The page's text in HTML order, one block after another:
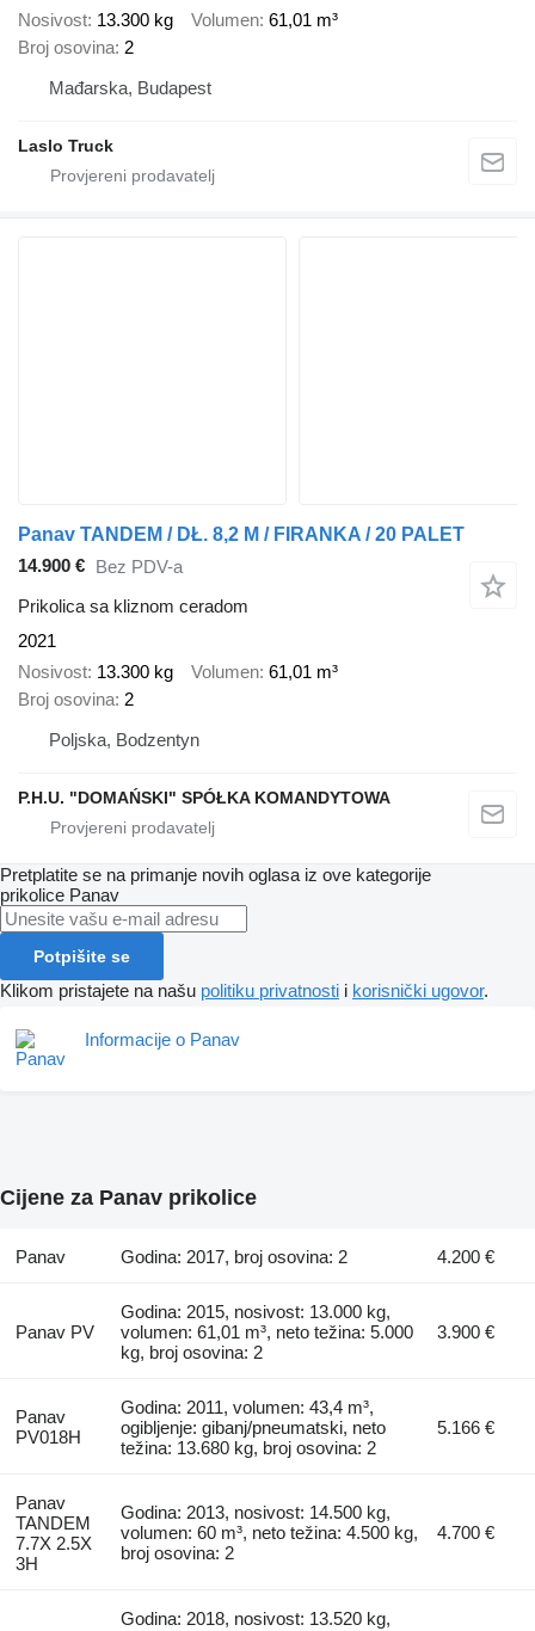
Nosivost 13.300 kg Volumen 61,01 m³
Broj osovina 2
Mađarska, Budapest
Laslo Truck
Panav TANDEM / DŁ. 8,2 M / FIRANKA / 20 PALET
14.900 €
Bez PDV-a
Prikolica sa kliznom ceradom
2021
Nosivost 13.300 kg Volumen 61,01 m³
Broj osovina 2
Poljska, Bodzentyn
P.H.U. "DOMAŃSKI" SPÓŁKA KOMANDYTOWA
Pretplatite se na primanje novih oglasa iz ove kategorije
prikolice Panav
Potpišite se
Klikom pristajete na našu politiku privatnosti i korisnički ugovor.
Informacije o Panav
Cijene za Panav prikolice
Panav Godina: 2017, broj osovina: 2 4.200 €
Panav PV
Godina: 2015, nosivost: 13.000 kg,
volumen: 61,01 m³, neto težina: 5.000
kg, broj osovina: 2
3.900 €
Panav
PV018H
Godina: 2011, volumen: 43,4 m³,
ogibljenje: gibanj/pneumatski, neto
težina: 13.680 kg, broj osovina: 2
5.166 €
Panav
TANDEM
7.7X 2.5X
3H
Godina: 2013, nosivost: 14.500 kg,
volumen: 60 m³, neto težina: 4.500 kg,
broj osovina: 2
4.700 €
Godina: 2018, nosivost: 13.520 kg,